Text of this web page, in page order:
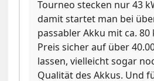
Tourneo stecken nur 43
damit startet man bei
passabler Akku mit ca.
Preis sicher auf über
lassen, vielleicht sogar
Qualität des Akkus. Und